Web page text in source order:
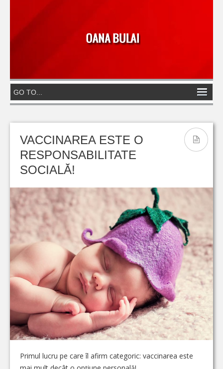
VACCINAREA ESTE O
RESPONSABILITATE
SOCIALĂ!
Primul lucru pe care îl afirm categoric: vaccinarea este